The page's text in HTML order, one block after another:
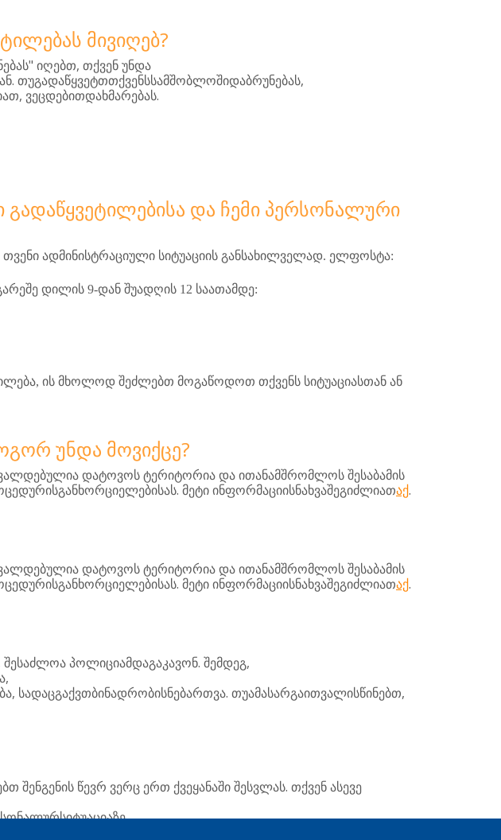
ᲛᲘᲕᲘᲦᲔᲑ?
" იღებთ, თქვენ უნდა
. თუგადაწყვეტთთქვენსსამშობლოშიდაბრუნებას,
, ვეცდებითდახმარებას.
ᲓᲐ ᲩᲔᲛᲘ ᲞᲔᲠᲡᲝᲜᲐᲚᲣᲠᲘ
ადმინისტრაციული სიტუაციის განსახილველად. ელფოსტა:
დილის 9-დან შუადღის 12 საათამდე:
ის მხოლოდ შეძლებთ მოგაწოდოთ თქვენს სიტუაციასთან ან
ᲣᲜᲓᲐ ᲛᲝᲕᲘᲥᲪᲔ?
დატოვოს ტერიტორია და ითანამშრომლოს შესაბამის
. მეტი ინფორმაციისნახვაშეგიძლიათაქ.
დატოვოს ტერიტორია და ითანამშრომლოს შესაბამის
. მეტი ინფორმაციისნახვაშეგიძლიათაქ.
შესაძლოა პოლიციამდაგაკავონ. შემდეგ,
,
, სადაცგაქვთბინადრობისნებართვა. თუამასარგაითვალისწინებთ,
შენგენის წევრ ვერც ერთ ქვეყანაში შესვლას. თქვენ ასევე
.